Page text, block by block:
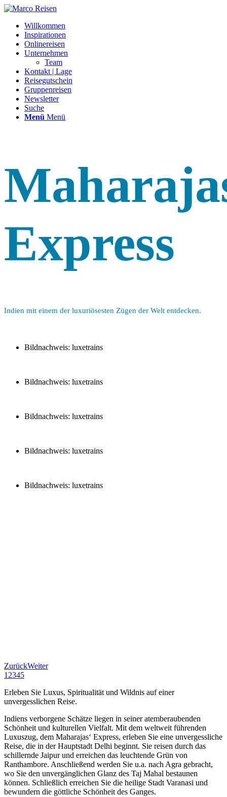
Willkommen
Inspirationen
Onlinereisen
Unternehmen
Team
Kontakt | Lage
Reisegutschein
Gruppenreisen
Newsletter
Suche
Menü Menü
Express
Indien mit einem der luxuriösesten Zügen der Welt entdecken.
Bildnachweis: luxetrains
Bildnachweis: luxetrains
Bildnachweis: luxetrains
Bildnachweis: luxetrains
Bildnachweis: luxetrains
ZurückWeiter
1 2345
Erleben Sie Luxus, Spiritualität und Wildnis auf einer
unvergesslichen Reise.
Indiens verborgene Schätze liegen in seiner atemberaubenden
Schönheit und kulturellen Vielfalt. Mit dem weltweit führenden
Luxuszug, dem Maharajas‘ Express, erleben Sie eine unvergessliche
Reise, die in der Hauptstadt Delhi beginnt. Sie reisen durch das
schillernde Jaipur und erreichen das leuchtende Grün von
Ranthambore. Anschließend werden Sie u.a. nach Agra gebracht,
wo Sie den unvergänglichen Glanz des Taj Mahal bestaunen
können. Schließlich erreichen Sie die heilige Stadt Varanasi und
bewundern die göttliche Schönheit des Ganges.